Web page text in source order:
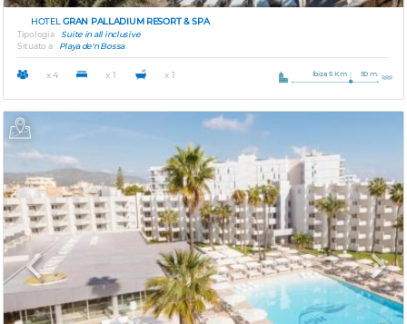
HOTELGRAN PALLADIUM RESORT & SPA
Tipologia
Suite in all inclusive
Situato a
Playa de'n Bossa
x 4 x 1 x 1 Ibiza 5 Km 50 m.
Previous Next